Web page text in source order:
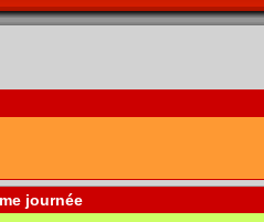
journée